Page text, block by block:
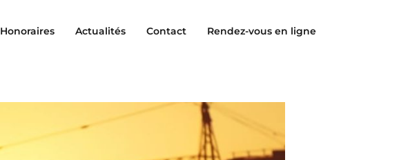
Honoraires Actualités Contact Rendez-vous en ligne